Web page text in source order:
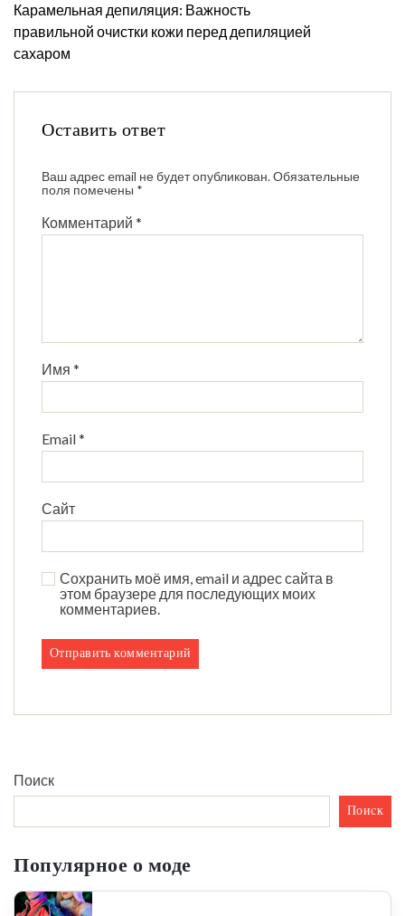
Карамельная депиляция: Важность
правильной очистки кожи перед депиляцией
сахаром
Оставить ответ
Ваш адрес email не будет опубликован.Обязательные
поля помечены *
Комментарий *
Имя *
Email*
Сайт
Сохранить моё имя, email и адрес сайта в
этом браузере для последующих моих
комментариев.
Поиск
Поиск
Популярное о моде